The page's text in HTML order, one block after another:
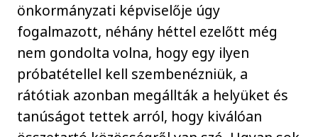
önkormányzati képviselője úgy
fogalmazott, néhány héttel ezelőtt még
nem gondolta volna, hogy egy ilyen
próbatétellel kell szembenézniük, a
rátótiak azonban megállták a helyüket és
tanúságot tettek arról, hogy kiválóan